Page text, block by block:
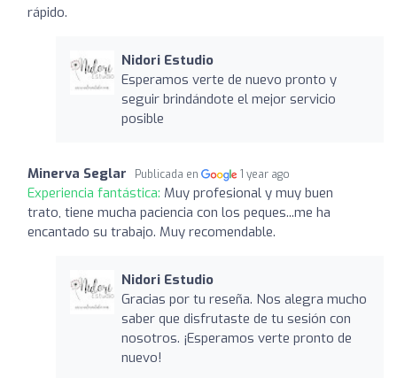
rápido.
Nidori Estudio
Esperamos verte de nuevo pronto y
seguir brindándote el mejor servicio
posible
Minerva Seglar Publicada en 1 year ago
Experiencia fantástica: Muy profesional y muy buen
trato, tiene mucha paciencia con los peques...me ha
encantado su trabajo. Muy recomendable.
Nidori Estudio
Gracias por tu reseña. Nos alegra mucho
saber que disfrutaste de tu sesión con
nosotros. ¡Esperamos verte pronto de
nuevo!